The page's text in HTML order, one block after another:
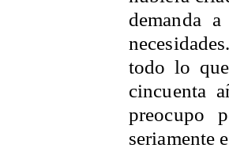
demanda
todo lo
cincuenta
preocupo
seriamente